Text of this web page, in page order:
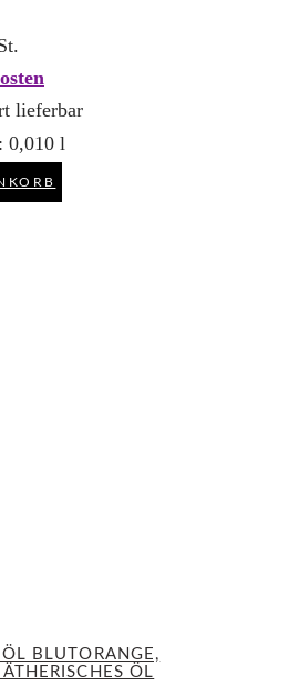
lieferbar
0,010 l
BLUTORANGE,
ÖL